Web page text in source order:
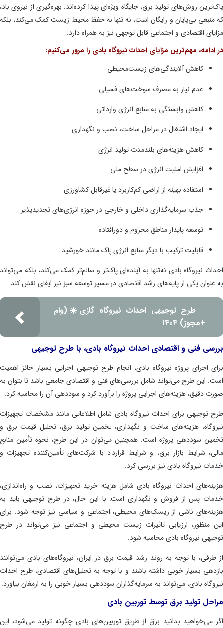
روش‌های تولید برق، جایگاه ویژه‌ای پیدا کرده‌اند. بهره‌گیری از نیروی باد،
بی‌پایان و رایگان است، نه تنها به حفظ محیط زیست کمک می‌کند، بلکه
اقتصادی و اجتماعی قابل توجهی نیز به همراه دارد.
مهم‌ترین مزایای احداث نیروگاه بادی را مرور می‌کنیم:
کاهش آلایندگی‌های زیست‌محیطی
عدم نیاز به مصرف سوخت‌های فسیلی
کاهش وابستگی به منابع انرژی وارداتی
ایجاد اشتغال در مراحل ساخت، نصب و نگهداری
کاهش هزینه‌های بلندمدت تولید انرژی
افزایش امنیت انرژی در سطح ملی
استفاده بهینه از اراضی کم‌کاربرد یا غیرقابل کشاورزی
جذب سرمایه‌گذاری داخلی و خارجی در حوزه انرژی‌های تجدیدپذیر
توسعه پایدار مناطق محروم و دورافتاده
قابلیت ترکیب با دیگر منابع انرژی پاک مانند خورشید
نیروگاه بادی نه‌تنها به آینده‌ای پاک‌تر و سالم‌تر کمک می‌کند، بلکه می‌تواند
یکی از پایه‌های رشد اقتصادی در مسیر توسعه سبز نیز ایفای نقش کند.
طرح توجیهی احداث نیروگاه گازی☀️(وام
+مجوز) ۱۴۰۴
فنی و اقتصادی احداث نیروگاه بادی، با طرح توجیهی
اجرای پروژه نیروگاه بادی، انجام طرح توجیهی اجرایی بسیار حائز اهمیت
این طرح می‌تواند شامل بررسی‌های فنی و اقتصادی جامعی باشد تا بتوان به
دقیق، هزینه‌های اجرایی پروژه را برآورد کرد و سوددهی آن را محاسبه کرد.
توجیهی برای احداث نیروگاه بادی شامل اطلاعاتی مانند مشخصات تجهیزات
هزینه‌های ساخت و نگهداری، تخمین تولید برق، تحلیل قیمت برق و
سوددهی پروژه است. همچنین می‌توان در این طرح، نحوه تأمین منابع
شرایط بازار برق، و شرایط قرارداد با شرکت‌های تأمین‌کننده تجهیزات و
نیروگاه بادی نیز بررسی کرد.
احداث نیروگاه بادی شامل هزینه خرید تجهیزات، نصب و راه‌اندازی،
پس از فروش و نگهداری است. با این حال، در طرح توجیهی باید به
ناشی از ریسک‌های محیطی، اجتماعی و سیاسی نیز توجه شود. برای
منظور، ارزیابی تاثیرات زیست محیطی و اجتماعی نیز می‌تواند در طرح
نیروگاه بادی محاسبه شود.
با توجه به روند رشد قیمت برق در ایران، نیروگاه‌های بادی می‌توانند
بسیار خوبی داشته باشند و با توجه به تحلیل‌های اقتصادی، طرح احداث
بادی، می‌تواند به سرمایه‌گذاران سوددهی بسیار خوبی را به ارمغان بیاورد.
تولید برق توسط توربین بادی
می‌خواهید بدانید برق از طریق توربین‌های بادی چگونه تولید می‌شود، این